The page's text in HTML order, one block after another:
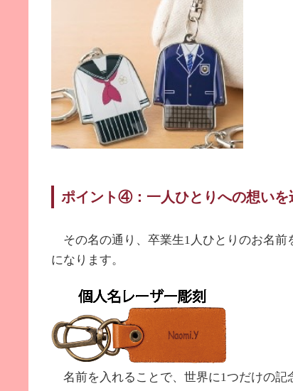
ポイント④：一人ひとりへの想いを
その名の通り、卒業生1 人ひとりのお名
になります。
名前を入れることで、 世界に1つだけの記